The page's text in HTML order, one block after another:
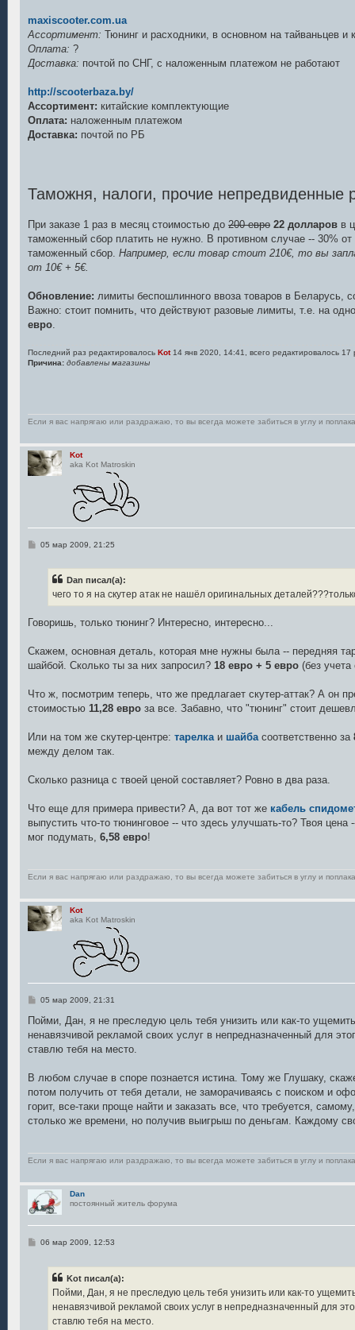
maxiscooter.com.ua
Ассортимент: Тюнинг и расходники, в основном на тайваньцев и
Оплата: ?
Доставка: почтой по СНГ, с наложенным платежом не работают
http://scooterbaza.by/
Ассортимент: китайские комплектующие
Оплата: наложенным платежом
Доставка: почтой по РБ
Таможня, налоги, прочие непредвиденные
При заказе 1 раз в месяц стоимостью до 200 евро 22 долларов в
таможенный сбор платить не нужно. В противном случае -- 30%
таможенный сбор. Например, если товар стоит 210€, то вы
от 10€ + 5€.
Обновление: лимиты беспошлинного ввоза товаров в Беларусь,
Важно: стоит помнить, что действуют разовые лимиты, т.е. на
евро
Последний раз редактировалось Kot14 янв 2020, 14:41, всего редактировалось 17
Причина: добавлены магазины
Если я вас напрягаю или раздражаю, то вы всегда можете забиться в углу и
Kot
aka Kot Matroskin
С
е
05 мар 2009, 21:25
Dan писал(а):
чего то я на скутер атак не нашёл оригинальных
Говоришь, только тюнинг? Интересно, интересно...
Скажем, основная деталь, которая мне нужны была -- передняя
шайбой. Сколько ты за них запросил? 18 евро + 5 евро (без
Что ж, посмотрим теперь, что же предлагает скутер-аттак? А он
стоимостью 11,28 евро за все. Забавно, что "тюнинг" стоит
Или на том же скутер-центре: тарелкаи шайбасоответственно за
между делом так.
Сколько разница с твоей ценой составляет? Ровно в два раза.
Что еще для примера привести? А, да вот тот же кабель
выпустить что-то тюнинговое -- что здесь улучшать-то? Твоя цена
мог подумать, 6,58 евро!
Если я вас напрягаю или раздражаю, то вы всегда можете забиться в углу и
Kot
aka Kot Matroskin
С
о
щ
е
е
05 мар 2009, 21:31
Пойми, Дан, я не преследую цель тебя унизить или как-то
ненавязчивой рекламой своих услуг в непредназначенный для
ставлю тебя на место.
В любом случае в споре познается истина. Тому же Глушаку,
потом получить от тебя детали, не заморачиваясь с поиском и
горит, все-таки проще найти и заказать все, что требуется,
столько же времени, но получив выигрыш по деньгам. Каждому
Если я вас напрягаю или раздражаю, то вы всегда можете забиться в углу и
Dan
постоянный житель форума
С06 мар 2009, 12:53
Kot писал(а):
Пойми, Дан, я не преследую цель тебя унизить или как-то
ненавязчивой рекламой своих услуг в непредназначенный для
ставлю тебя на место.